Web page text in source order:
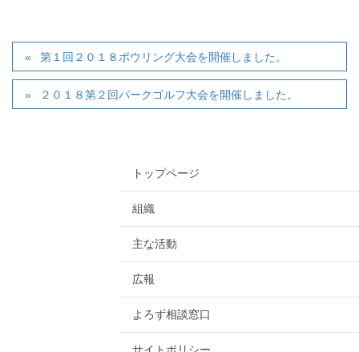
第１回２０１８ボウリング大会を開催しました。
２０１８第２回パークゴルフ大会を開催しました。
トップページ
組織
主な活動
広報
よろず相談窓口
サイトポリシー